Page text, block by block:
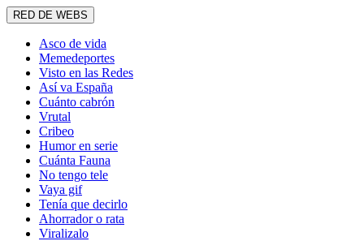
RED DE WEBS
Asco de vida
Memedeportes
Visto en las Redes
Así va España
Cuánto cabrón
Vrutal
Cribeo
Humor en serie
Cuánta Fauna
No tengo tele
Vaya gif
Tenía que decirlo
Ahorrador o rata
Viralizalo